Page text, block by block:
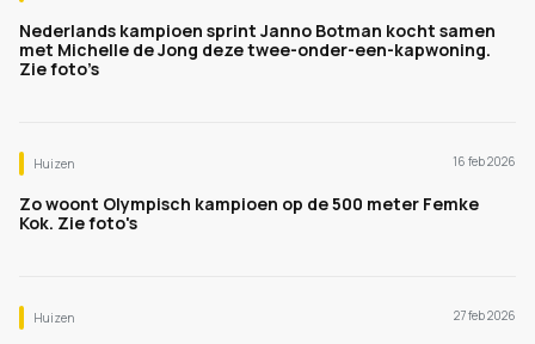
Nederlands kampioen sprint Janno Botman kocht samen
met Michelle de Jong deze twee-onder-een-kapwoning.
Zie foto’s
Huizen 16 feb 2026
Zo woont Olympisch kampioen op de 500 meter Femke
Kok. Zie foto's
Huizen 27 feb 2026